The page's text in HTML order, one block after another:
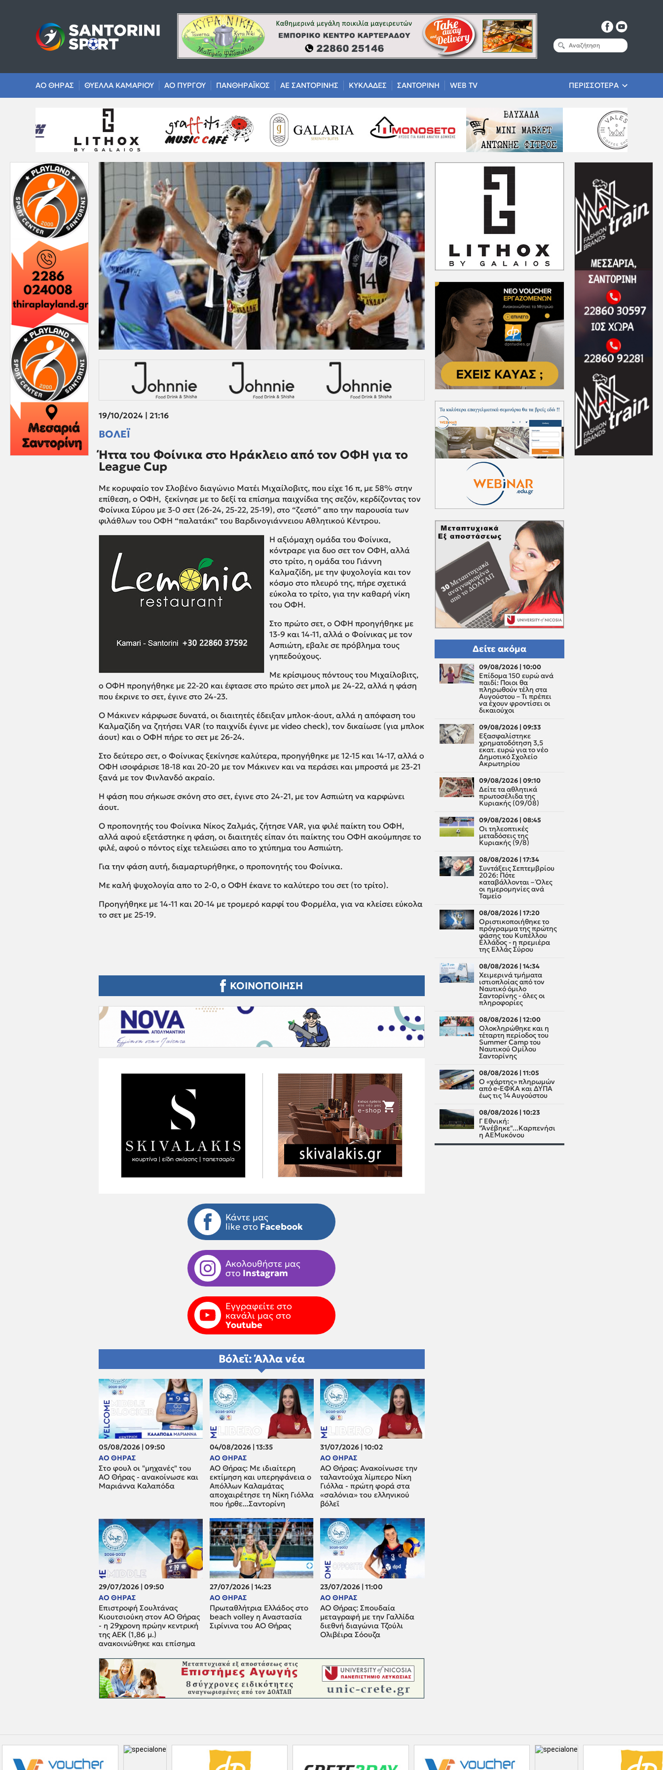
ΑΟ ΘΗΡΑΣ ΘΥΕΛΛΑ ΚΑΜΑΡΙΟΥ ΑΟ ΠΥΡΓΟΥ ΠΑΝΘΗΡΑΪΚΟΣ ΑΕ ΣΑΝΤΟΡΙΝΗΣ ΚΥΚΛΑΔΕΣ ΣΑΝΤΟΡΙΝΗ WEB TV ΠΕΡΙΣΣΟΤΕΡΑ
19/10/2024 | 21:16
ΒΟΛΕΪ
Ήττα του Φοίνικα στο Ηράκλειο από τον ΟΦΗ για το
League Cup
Mε κορυφαίο τον Σλοβένο διαγώνιο Ματέι Μιχαίλοβιτς, που είχε 16 π, με 58% στην
επίθεση, ο ΟΦΗ, ξεκίνησε με το δεξί τα επίσημα παιχνίδια της σεζόν, κερδίζοντας τον
Φοίνικα Σύρου με 3-0 σετ (26-24, 25-22, 25-19), στο “ζεστό” απο την παρουσία των
φιλάθλων του ΟΦΗ “παλατάκι” του Βαρδινογιάννειου Αθλητικού Κέντρου.
Η αξιόμαχη ομάδα του Φοίνικα,
κόντραρε για δυο σετ τον ΟΦΗ, αλλά
στο τρίτο, η ομάδα του Γιάννη
Καλμαζίδη, με την ψυχολογία και τον
κόσμο στο πλευρό της, πήρε σχετικά
εύκολα το τρίτο, για την καθαρή νίκη
του ΟΦΗ.
Στο πρώτο σετ, ο ΟΦΗ προηγήθηκε με
13-9 και 14-11, αλλά ο Φοίνικας με τον
Ασπιώτη, εβαλε σε πρόβλημα τους
γηπεδούχους.
Με κρίσιμους πόντους του Μιχαίλοβιτς,
ο ΟΦΗ προηγήθηκε με 22-20 και έφτασε στο πρώτο σετ μπολ με 24-22, αλλά η φάση
που έκρινε το σετ, έγινε στο 24-23.
Ο Μάκινεν κάρφωσε δυνατά, οι διαιτητές έδειξαν μπλοκ-άουτ, αλλά η απόφαση του
Καλμαζίδη να ζητήσει VAR (το παιχνίδι έγινε με video check), τον δικαίωσε (για μπλοκ
άουτ) και ο ΟΦΗ πήρε το σετ με 26-24.
Στο δεύτερο σετ, ο Φοίνικας ξεκίνησε καλύτερα, προηγήθηκε με 12-15 και 14-17, αλλά ο
ΟΦΗ ισοφάρισε 18-18 και 20-20 με τον Μάκινεν και να περάσει και μπροστά με 23-21
ξανά με τον Φινλανδό ακραίο.
Η φάση που σήκωσε σκόνη στο σετ, έγινε στο 24-21, με τον Ασπιώτη να καρφώνει
άουτ.
Ο προπονητής του Φοίνικα Νίκος Ζαλμάς, ζήτησε VAR, για φιλέ παίκτη του ΟΦΗ,
αλλά αφού εξετάστηκε η φάση, οι διαιτητές είπαν ότι παίκτης του ΟΦΗ ακούμπησε το
φιλέ, αφού ο πόντος είχε τελειώσει απο το χτύπημα του Ασπιώτη.
Για την φάση αυτή, διαμαρτυρήθηκε, ο προπονητής του Φοίνικα.
Με καλή ψυχολογία απο το 2-0, ο ΟΦΗ έκανε το καλύτερο του σετ (το τρίτο).
Προηγήθηκε με 14-11 και 20-14 με τρομερό καρφί του Φορμέλα, για να κλείσει εύκολα
το σετ με 25-19.
ΚΟΙΝΟΠΟΙΗΣΗ
Κάντε μας
like στο Facebook
Ακολουθήστε μας
στο Instagram
Εγγραφείτε στο
κανάλι μας στο
Youtube
Βόλεϊ: Άλλα νέα
05/08/2026 | 09:50
ΑΟ ΘΗΡΑΣ
Στο φουλ οι "μηχανές" του
ΑΟ Θήρας - ανακοίνωσε και
Μαριάννα Καλαπόδα
04/08/2026 | 13:35
ΑΟ ΘΗΡΑΣ
ΑΟ Θήρας: Με ιδιαίτερη
εκτίμηση και υπερηφάνεια ο
Απόλλων Καλαμάτας
αποχαιρέτησε τη Νίκη Γιόλλα
που ήρθε...Σαντορίνη
31/07/2026 | 10:02
ΑΟ ΘΗΡΑΣ
ΑΟ Θήρας: Ανακοίνωσε την
ταλαντούχα λίμπερο Νίκη
Γιόλλα - πρώτη φορά στα
«σαλόνια» του ελληνικού
βόλεϊ
29/07/2026 | 09:50
ΑΟ ΘΗΡΑΣ
Επιστροφή Σουλτάνας
Κιουτσιούκη στον ΑΟ Θήρας
- η 29χρονη πρώην κεντρική
της ΑΕΚ (1,86 μ.)
ανακοινώθηκε και επίσημα
27/07/2026 | 14:23
ΑΟ ΘΗΡΑΣ
Πρωταθλήτρια Ελλάδος στο
beach volley η Αναστασία
Σιρίνινα του ΑΟ Θήρας
23/07/2026 | 11:00
ΑΟ ΘΗΡΑΣ
ΑΟ Θήρας: Σπουδαία
μεταγραφή με την Γαλλίδα
διεθνή διαγώνια Τζούλι
Ολιβέιρα Σόουζα
Δείτε ακόμα
09/08/2026 | 10:00
Επίδομα 150 ευρώ ανά
παιδί: Ποιοι θα
πληρωθούν τέλη στα
Αυγούστου – Τι πρέπει
να έχουν φροντίσει οι
δικαιούχοι
09/08/2026 | 09:33
Εξασφαλίστηκε
χρηματοδότηση 3,5
εκατ. ευρώ για το νέο
Δημοτικό Σχολείο
Ακρωτηρίου
09/08/2026 | 09:10
Δείτε τα αθλητικά
πρωτοσέλιδα της
Κυριακής (09/08)
09/08/2026 | 08:45
Οι τηλεοπτικές
μεταδόσεις της
Κυριακής (9/8)
08/08/2026 | 17:34
Συντάξεις Σεπτεμβρίου
2026: Πότε
καταβάλλονται – Όλες
οι ημερομηνίες ανά
Ταμείο
08/08/2026 | 17:20
Οριστικοποιήθηκε το
πρόγραμμα της πρώτης
φάσης του Κυπέλλου
Ελλάδος - η πρεμιέρα
της Ελλάς Σύρου
08/08/2026 | 14:34
Χειμερινά τμήματα
ιστιοπλοίας από τον
Ναυτικό όμιλο
Σαντορίνης - όλες οι
πληροφορίες
08/08/2026 | 12:00
Oλοκληρώθηκε και η
τέταρτη περίοδος του
Summer Camp του
Ναυτικού Ομίλου
Σαντορίνης
08/08/2026 | 11:05
Ο «χάρτης» πληρωμών
από e-ΕΦΚΑ και ΔΥΠΑ
έως τις 14 Αυγούστου
08/08/2026 | 10:23
Γ Εθνική:
"Άνέβηκε"...Καρπενήσι
η ΑΕΜυκόνου